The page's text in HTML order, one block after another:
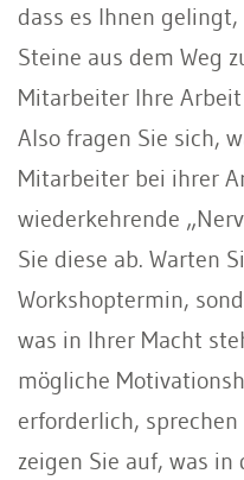
dass es Ihnen
Steine aus dem Weg
Mitarbeiter Ihre
Also fragen Sie sich,
Mitarbeiter bei ihrer
wiederkehrende
Sie diese ab. Warten
Workshoptermin,
was in Ihrer Macht
mögliche
erforderlich,
zeigen Sie auf, was